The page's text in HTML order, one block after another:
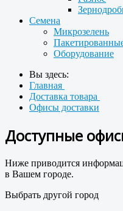
Семена
Микрозелень
Оборудование
Вы здесь:
Главная
Доставка товара
Офисы доставки
Доступные
Ниже приводится
в Вашем городе.
Выбрать другой город